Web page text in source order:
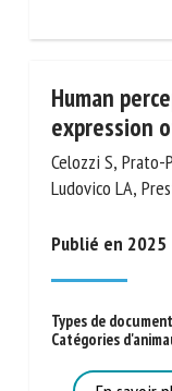
Human
expression
Celozzi S,
Ludovico LA,
Publié en 2025
Types de document
Catégories